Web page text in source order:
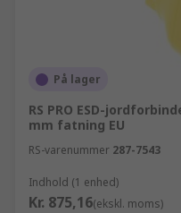
På lager
RS PRO ESD-
mm fatning EU
RS-varenummer 287-7543
Indhold (1 enhed)
Kr. 875,16(ekskl. moms)